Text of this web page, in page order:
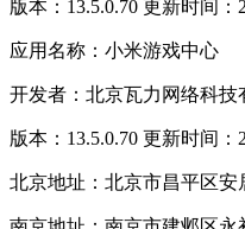
版本：13.5.0.70 更新时间：
应用名称：小米游戏中心
开发者：北京瓦力网络科技
版本：13.5.0.70 更新时间：
北京地址：北京市昌平区安